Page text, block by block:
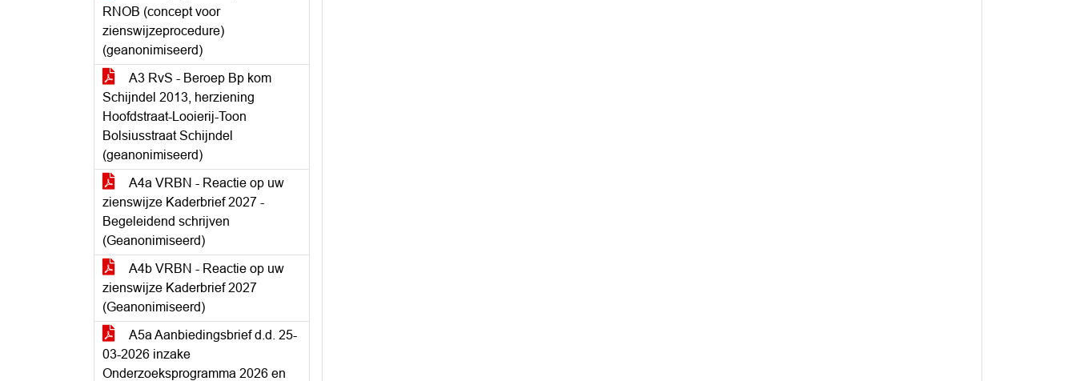
RNOB (concept voor
zienswijzeprocedure)
(geanonimiseerd)
A3 RvS - Beroep Bp kom
Schijndel 2013, herziening
Hoofdstraat-Looierij-Toon
Bolsiusstraat Schijndel
(geanonimiseerd)
A4a VRBN - Reactie op uw
zienswijze Kaderbrief 2027 -
Begeleidend schrijven
(Geanonimiseerd)
A4b VRBN - Reactie op uw
zienswijze Kaderbrief 2027
(Geanonimiseerd)
A5a Aanbiedingsbrief d.d. 25-
03-2026 inzake
Onderzoeksprogramma 2026 en